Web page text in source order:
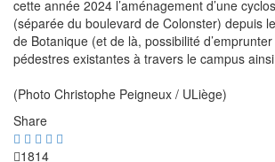
cette année 2024 l’aménagement d’une
(séparée du boulevard de Colonster) depuis
de Botanique (et de là, possibilité
pédestres existantes à travers le campus
(Photo Christophe Peigneux / ULiège)
Share
1814